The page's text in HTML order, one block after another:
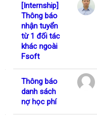
[Internship]
Thông báo
nhận tuyển
từ 1 đối tác
khác ngoài
Fsoft
Thông báo
danh sách
nợ học phí